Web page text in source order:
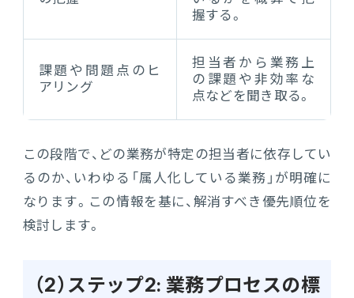
握する。
課題や問題点のヒ
アリング
担当者から業務上
の課題や非効率な
点などを聞き取る。
この段階で、どの業務が特定の担当者に依存してい
るのか、いわゆる「属人化している業務」が明確に
なります。この情報を基に、解消すべき優先順位を
検討します。
（2）ステップ2: 業務プロセスの標